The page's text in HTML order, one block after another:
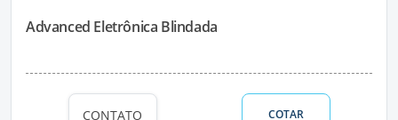
Advanced Eletrônica Blindada
CONTATO COTAR